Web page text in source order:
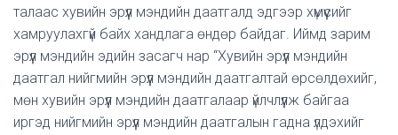
талаас хувийн эрүүл мэндийн даатгалд эдгээр хүмүүсийг
хамруулахгүй байх хандлага өндөр байдаг. Иймд зарим
эрүүл мэндийн эдийн засагч нар “Хувийн эрүүл мэндийн
даатгал нийгмийн эрүүл мэндийн даатгалтай өрсөлдөхийг,
мөн хувийн эрүүл мэндийн даатгалаар үйлчлүүлж байгаа
иргэд нийгмийн эрүүл мэндийн даатгалын гадна үлдэхийг